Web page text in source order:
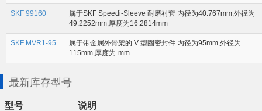
SKF 99160
属于SKF Speedi-Sleeve 耐磨衬套 内径为40.767mm,外径为
49.2252mm,厚度为16.2814mm
SKF MVR1-95
属于带金属外骨架的 V 型圈密封件 内径为95mm,外径为
115mm,厚度为-mm
最新库存型号
型号 说明